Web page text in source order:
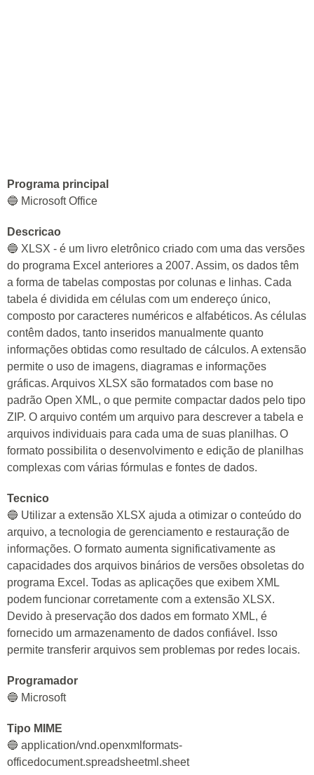
Programa principal
🔵 Microsoft Office
Descricao
🔵 XLSX - é um livro eletrônico criado com uma das versões
do programa Excel anteriores a 2007. Assim, os dados têm
a forma de tabelas compostas por colunas e linhas. Cada
tabela é dividida em células com um endereço único,
composto por caracteres numéricos e alfabéticos. As células
contêm dados, tanto inseridos manualmente quanto
informações obtidas como resultado de cálculos. A extensão
permite o uso de imagens, diagramas e informações
gráficas. Arquivos XLSX são formatados com base no
padrão Open XML, o que permite compactar dados pelo tipo
ZIP. O arquivo contém um arquivo para descrever a tabela e
arquivos individuais para cada uma de suas planilhas. O
formato possibilita o desenvolvimento e edição de planilhas
complexas com várias fórmulas e fontes de dados.
Tecnico
🔵 Utilizar a extensão XLSX ajuda a otimizar o conteúdo do
arquivo, a tecnologia de gerenciamento e restauração de
informações. O formato aumenta significativamente as
capacidades dos arquivos binários de versões obsoletas do
programa Excel. Todas as aplicações que exibem XML
podem funcionar corretamente com a extensão XLSX.
Devido à preservação dos dados em formato XML, é
fornecido um armazenamento de dados confiável. Isso
permite transferir arquivos sem problemas por redes locais.
Programador
🔵 Microsoft
Tipo MIME
🔵 application/vnd.openxmlformats-
officedocument.spreadsheetml.sheet